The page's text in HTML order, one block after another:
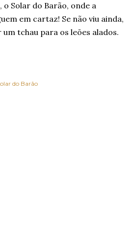
Solar do Barão, onde a
em cartaz! Se não viu ainda,
tchau para os leões alados.
do Barão